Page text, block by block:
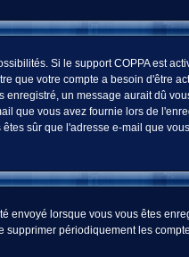
Si le support COPPA est
que votre compte a besoin d'être
un message aurait dû
que vous avez fournie lors de
sûr que l'adresse e-mail que
envoyé lorsque vous vous êtes
périodiquement les